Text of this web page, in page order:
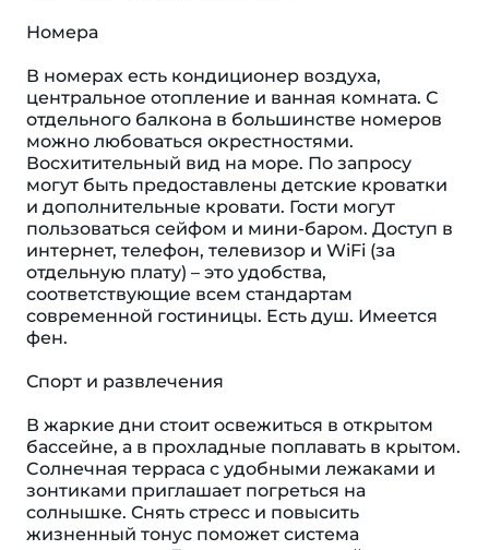
Номера
В номерах есть кондиционер воздуха,
центральное отопление и ванная комната. С
отдельного балкона в большинстве номеров
можно любоваться окрестностями.
Восхитительный вид на море. По запросу
могут быть предоставлены детские кроватки
и дополнительные кровати. Гости могут
пользоваться сейфом и мини-баром. Доступ в
интернет, телефон, телевизор и WiFi (за
отдельную плату) – это удобства,
соответствующие всем стандартам
современной гостиницы. Eсть душ. Имеется
фен.
Спорт и развлечения
В жаркие дни стоит освежиться в открытом
бассейне, а в прохладные поплавать в крытом.
Cолнечная терраса с удобными лежаками и
зонтиками приглашает погреться на
солнышке. Снять стресс и повысить
жизненный тонус поможет система